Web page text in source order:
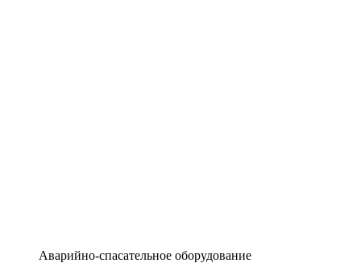
Аварийно-спасательное оборудование